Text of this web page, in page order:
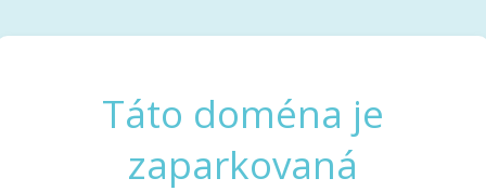
Táto doména je
zaparkovaná